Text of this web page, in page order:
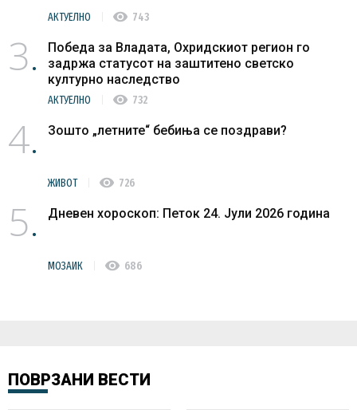
АКТУЕЛНО visibility 743
3
Победа за Владата, Охридскиот регион го
задржа статусот на заштитено светско
културно наследство
АКТУЕЛНО visibility 732
4 Зошто „летните“ бебиња се поздрави?
ЖИВОТ visibility 726
5 Дневен хороскоп: Петок 24. Јули 2026 година
МОЗАИК visibility 686
ПОВРЗАНИ ВЕСТИ